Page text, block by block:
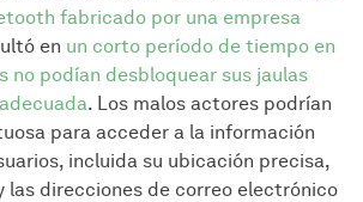
fabricado por una empresa
en un corto período de tiempo en
no podían desbloquear sus jaulas
. Los malos actores podrían
para acceder a la información
incluida su ubicación precisa,
las direcciones de correo electrónico